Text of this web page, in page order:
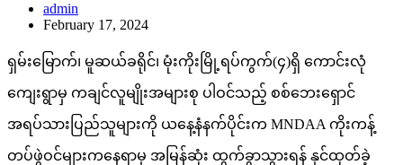
admin
February 17, 2024
ရှမ်းမြောက်၊ မူဆယ်ခရိုင်၊ မုံးကိုးမြို့ရပ်ကွက်(၄)ရှိ ကောင်းလုံ
ကျေးရွာမှ ကချင်လူမျိုးအများစု ပါဝင်သည့် စစ်ဘေးရှောင်
အရပ်သားပြည်သူများကို ယနေ့နံနက်ပိုင်းက MNDAA ကိုးကန့်
တပ်ဖွဲဝင်များကနေရာမှ အမြန်ဆုံး ထွက်ခွာသွားရန် နှင်ထုတ်ခဲ့